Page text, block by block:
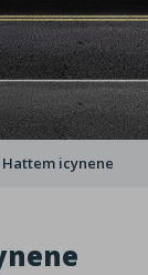
icynene